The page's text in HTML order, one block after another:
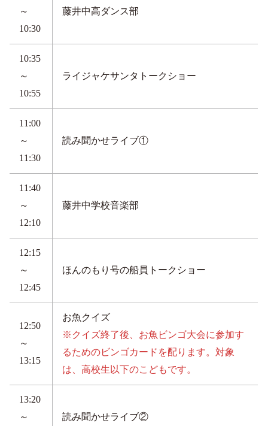
～
10:30
藤井中高ダンス部
10:35
～
10:55
ライジャケサンタトークショー
11:00
～
11:30
読み聞かせライブ①
11:40
～
12:10
藤井中学校音楽部
12:15
～
12:45
ほんのもり号の船員トークショー
12:50
～
13:15
お魚クイズ
※クイズ終了後、お魚ビンゴ大会に参加す
るためのビンゴカードを配ります。対象
は、高校生以下のこどもです。
13:20
～
読み聞かせライブ②